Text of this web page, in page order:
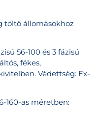
töltő állomásokhoz
56-100 és 3 fázisú
fékes,
Védettség: Ex-
160-as méretben: